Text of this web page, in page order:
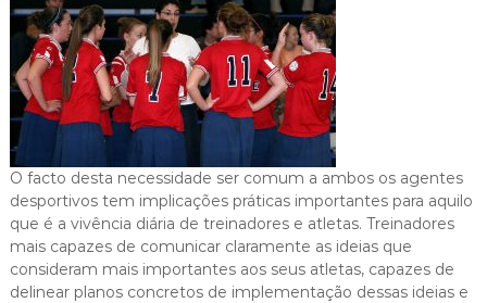
O facto desta necessidade ser comum a ambos os agentes
desportivos tem implicações práticas importantes para aquilo
que é a vivência diária de treinadores e atletas. Treinadores
mais capazes de comunicar claramente as ideias que
consideram mais importantes aos seus atletas, capazes de
delinear planos concretos de implementação dessas ideias e